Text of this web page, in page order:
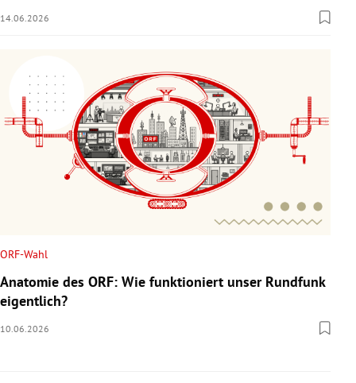
14.06.2026
ORF-Wahl
Anatomie des ORF: Wie funktioniert unser Rundfunk
eigentlich?
10.06.2026